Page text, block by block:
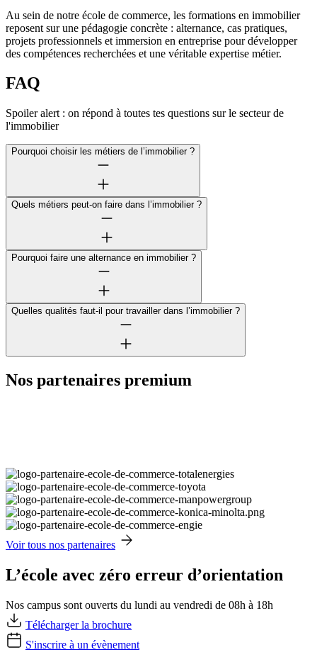
Au sein de notre école de commerce, les formations en immobilier
reposent sur une pédagogie concrète : alternance, cas pratiques,
projets professionnels et immersion en entreprise pour développer
des compétences recherchées et une véritable expertise métier.
FAQ
Spoiler alert : on répond à toutes tes questions sur le secteur de
l'immobilier
Pourquoi choisir les métiers de l’immobilier ?
Quels métiers peut-on faire dans l’immobilier ?
Pourquoi faire une alternance en immobilier ?
Quelles qualités faut-il pour travailler dans l’immobilier ?
Nos partenaires premium
Voir tous nos partenaires
L’école avec zéro erreur d’orientation
Nos campus sont ouverts du lundi au vendredi de 08h à 18h
Télécharger la brochure
S'inscrire à un évènement